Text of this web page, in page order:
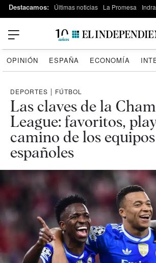
Destacamos: Últimas noticias La Promesa Indra
OPINIÓN ESPAÑA ECONOMÍA
DEPORTES | FÚTBOL
Las claves de la
League: favoritos,
camino de los equipos
españoles